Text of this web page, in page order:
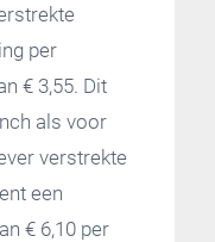
per
€ 3,55. Dit
als voor
verstrekte
een
€ 6,10 per